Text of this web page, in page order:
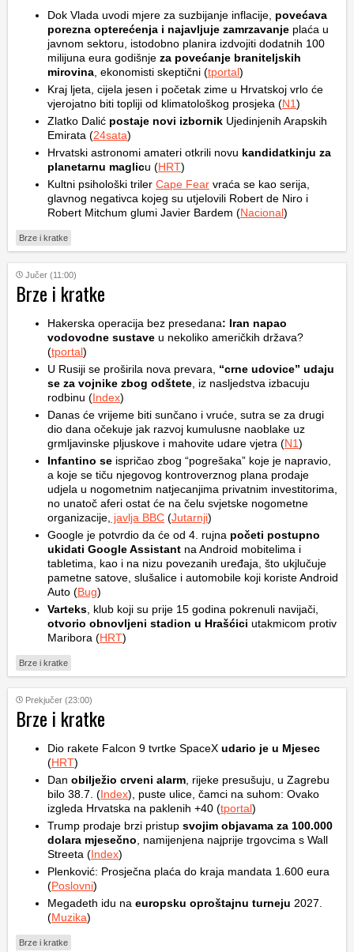
Dok Vlada uvodi mjere za suzbijanje inflacije, povećava
porezna opterećenja i najavljuje zamrzavanje plaća u
javnom sektoru, istodobno planira izdvojiti dodatnih 100
milijuna eura godišnje za povećanje braniteljskih
mirovina , ekonomisti skeptični (tportal)
Kraj ljeta, cijela jesen i početak zime u Hrvatskoj vrlo će
vjerojatno biti topliji od klimatološkog prosjeka (N1)
Zlatko Dalić postaje novi izbornik Ujedinjenih Arapskih
Emirata (24sata)
Hrvatski astronomi amateri otkrili novu kandidatkinju za
planetarnu maglicu (HRT)
Kultni psihološki triler Cape Fear vraća se kao serija,
glavnog negativca kojeg su utjelovili Robert de Niro i
Robert Mitchum glumi Javier Bardem (Nacional)
Brze i kratke
Jučer (11:00)
Brze i kratke
Hakerska operacija bez presedana: Iran napao
vodovodne sustave u nekoliko američkih država?
(tportal)
U Rusiji se proširila nova prevara, “crne udovice” udaju
se za vojnike zbog odštete , iz nasljedstva izbacuju
rodbinu (Index)
Danas će vrijeme biti sunčano i vruće, sutra se za drugi
dio dana očekuje jak razvoj kumulusne naoblake uz
grmljavinske pljuskove i mahovite udare vjetra (N1)
Infantino se ispričao zbog “pogrešaka” koje je napravio,
a koje se tiču njegovog kontroverznog plana prodaje
udjela u nogometnim natjecanjima privatnim investitorima,
no unatoč aferi ostat će na čelu svjetske nogometne
organizacije, javlja BBC (Jutarnji)
Google je potvrdio da će od 4. rujna početi postupno
ukidati Google Assistant na Android mobitelima i
tabletima, kao i na nizu povezanih uređaja, što ukjlučuje
pametne satove, slušalice i automobile koji koriste Android
Auto (Bug)
Varteks , klub koji su prije 15 godina pokrenuli navijači,
otvorio obnovljeni stadion u Hrašćici utakmicom protiv
Maribora (HRT)
Brze i kratke
Prekjučer (23:00)
Brze i kratke
Dio rakete Falcon 9 tvrtke SpaceX udario je u Mjesec
(HRT)
Dan obilježio crveni alarm , rijeke presušuju, u Zagrebu
bilo 38.7. (Index), puste ulice, čamci na suhom: Ovako
izgleda Hrvatska na paklenih +40 (tportal)
Trump prodaje brzi pristup svojim objavama za 100.000
dolara mjesečno , namijenjena najprije trgovcima s Wall
Streeta (Index)
Plenković: Prosječna plaća do kraja mandata 1.600 eura
(Poslovni)
Megadeth idu na europsku oproštajnu turneju 2027.
(Muzika)
Brze i kratke